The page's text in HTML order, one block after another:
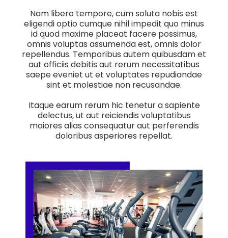
Nam libero tempore, cum soluta nobis est
eligendi optio cumque nihil impedit quo minus
id quod maxime placeat facere possimus,
omnis voluptas assumenda est, omnis dolor
repellendus. Temporibus autem quibusdam et
aut officiis debitis aut rerum necessitatibus
saepe eveniet ut et voluptates repudiandae
sint et molestiae non recusandae.
Itaque earum rerum hic tenetur a sapiente
delectus, ut aut reiciendis voluptatibus
maiores alias consequatur aut perferendis
doloribus asperiores repellat.